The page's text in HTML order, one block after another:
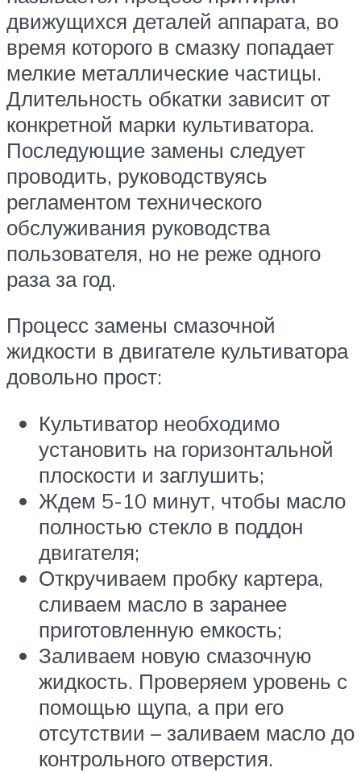
движущихся деталей аппарата, во
время которого в смазку попадает
мелкие металлические частицы.
Длительность обкатки зависит от
конкретной марки культиватора.
Последующие замены следует
проводить, руководствуясь
регламентом технического
обслуживания руководства
пользователя, но не реже одного
раза за год.
Процесс замены смазочной
жидкости в двигателе культиватора
довольно прост:
Культиватор необходимо
установить на горизонтальной
плоскости и заглушить;
Ждем 5-10 минут, чтобы масло
полностью стекло в поддон
двигателя;
Откручиваем пробку картера,
сливаем масло в заранее
приготовленную емкость;
Заливаем новую смазочную
жидкость. Проверяем уровень с
помощью щупа, а при его
отсутствии – заливаем масло до
контрольного отверстия.